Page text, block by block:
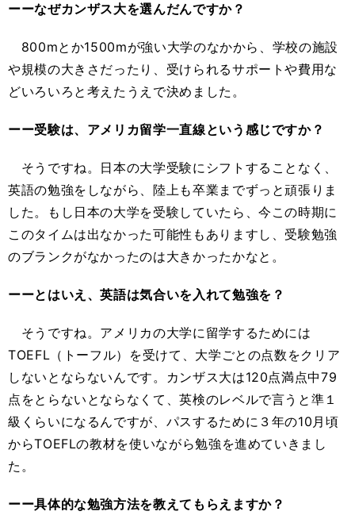
ーーなぜカンザス大を選んだんですか？
800mとか1500mが強い大学のなかから、学校の施設
や規模の大きさだったり、受けられるサポートや費用な
どいろいろと考えたうえで決めました。
ーー受験は、アメリカ留学一直線という感じですか？
そうですね。日本の大学受験にシフトすることなく、
英語の勉強をしながら、陸上も卒業までずっと頑張りま
した。もし日本の大学を受験していたら、今この時期に
このタイムは出なかった可能性もありますし、受験勉強
のブランクがなかったのは大きかったかなと。
ーーとはいえ、英語は気合いを入れて勉強を？
そうですね。アメリカの大学に留学するためには
TOEFL（トーフル）を受けて、大学ごとの点数をクリア
しないとならないんです。カンザス大は120点満点中79
点をとらないとならなくて、英検のレベルで言うと準１
級くらいになるんですが、パスするために３年の10月頃
からTOEFLの教材を使いながら勉強を進めていきまし
た。
ーー具体的な勉強方法を教えてもらえますか？